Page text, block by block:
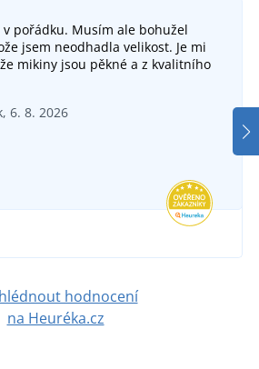
pořádku. Musím ale bohužel
jsem neodhadla velikost. Je mi
mikiny jsou pěkné a z kvalitního
6. 8. 2026
hodnocení
na Heuréka.cz